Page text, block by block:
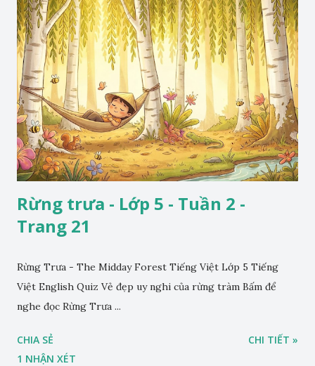
Rừng trưa - Lớp 5 - Tuần 2 -
Trang 21
Rừng Trưa - The Midday Forest Tiếng Việt Lớp 5 Tiếng
Việt English Quiz Vẻ đẹp uy nghi của rừng tràm Bấm để
nghe đọc Rừng Trưa ...
CHIA SẺ
1 NHẬN XÉT
CHI TIẾT »